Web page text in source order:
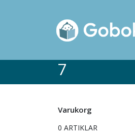
7
Varukorg
0 ARTIKLAR